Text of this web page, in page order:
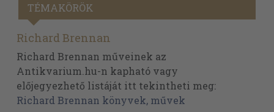
TÉMAKÖRÖK
Richard Brennan
Richard Brennan műveinek az
Antikvarium.hu-n kapható vagy
előjegyezhető listáját itt tekintheti meg:
Richard Brennan könyvek, művek